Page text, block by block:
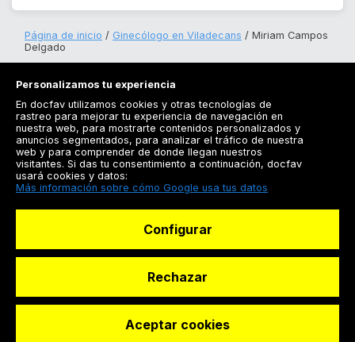
Página de inicio Ginecólogo en Viladecans
Miriam Campos
Delgado
Registrarse
Docfav
© Dashboard Technologies S.L
Personalizamos tu experiencia
En docfav utilizamos cookies y otras tecnologías de
rastreo para mejorar tu experiencia de navegación en
nuestra web, para mostrarte contenidos personalizados y
anuncios segmentados, para analizar el tráfico de nuestra
web y para comprender de donde llegan nuestros
visitantes. Si das tu consentimiento a continuación, docfav
usará cookies y datos:
Más información sobre cómo Google usa tus datos
Configurar
Rechazar
Aceptar cookies